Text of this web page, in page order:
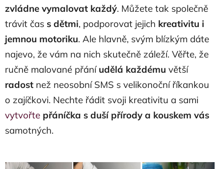
zvládne vymalovat každý. Můžete tak společně
trávit čas s dětmi, podporovat jejich kreativitu i
jemnou motoriku. Ale hlavně, svým blízkým dáte
najevo, že vám na nich skutečně záleží. Věřte, že
ručně malované přání udělá každému větší
radost než neosobní SMS s velikonoční říkankou
o zajíčkovi. Nechte řádit svoji kreativitu a sami
vytvořte přáníčka s duší přírody a kouskem vás
samotných.